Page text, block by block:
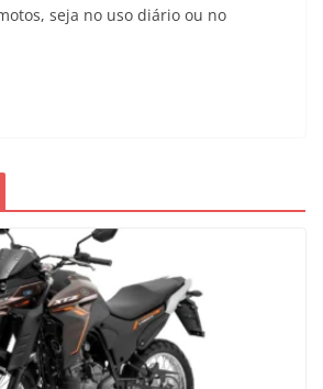
seja no uso diário ou no